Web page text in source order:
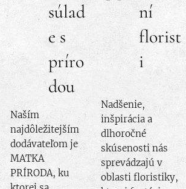
súlad
e s
príro
dou
Naším
najdôležitejším
dodávateľom je
MATKA
PRÍRODA, ku
ní
florist
i
Nadšenie,
inšpirácia a
dlhoročné
skúsenosti nás
sprevádzajú v
oblasti floristiky,